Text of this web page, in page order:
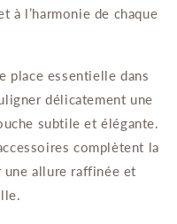
à l’harmonie de chaque
place essentielle dans
délicatement une
subtile et élégante.
complètent la
allure raffinée et